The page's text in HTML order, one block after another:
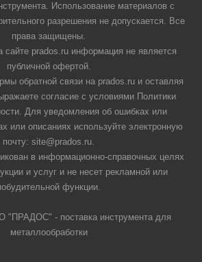
Использование материалов с
разрешения не допускается. Все
права защищены.
сайте prados.ru информация не является
публичной офертой.
обратной связи на prados.ru и оставляя
согласие с условиями Политики
Для уведомления об ошибках или
или описаниях используйте электронную
почту: site@prados.ru.
в информационно-справочных целях
и услуг и не несет рекламной или
функции.
"ПРАДОС" - поставка инструмента для
металлообработки